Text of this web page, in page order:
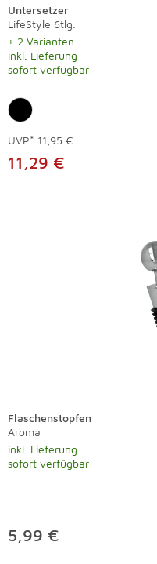
Untersetzer
LifeStyle 6tlg.
+ 2 Varianten
inkl. Lieferung
sofort verfügbar
UVP* 11,95 €
11,29 €
Flaschenstopfen
Aroma
inkl. Lieferung
sofort verfügbar
5,99 €